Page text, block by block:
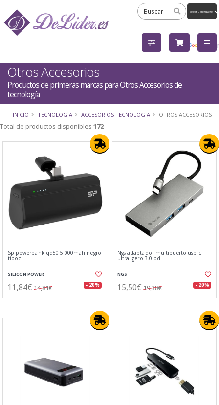
by
Otros Accesorios
Productos de primeras marcas para Otros Accesorios de
tecnología
INICIO TECNOLOGÍA ACCESORIOS TECNOLOGÍA OTROS ACCESORIOS
Total de productos disponibles 172
Sp powerbank qd50 5.000mah negro
tipoc
SILICON POWER
11,84€ 14,81€ - 20%
Ngs adaptador multipuerto usb c
ultraligero 3.0 pd
NGS
15,50€ 19,38€ - 20%